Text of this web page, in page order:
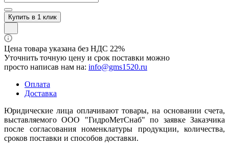
Купить в 1 клик
Цена товара указана без НДС 22%
Уточнить точную цену и срок поставки можно
просто написав нам на: info@gms1520.ru
Оплата
Доставка
Юридические лица оплачивают товары, на основании счета,
выставляемого ООО "ГидроМетСнаб" по заявке Заказчика
после согласования номенклатуры продукции, количества,
сроков поставки и способов доставки.